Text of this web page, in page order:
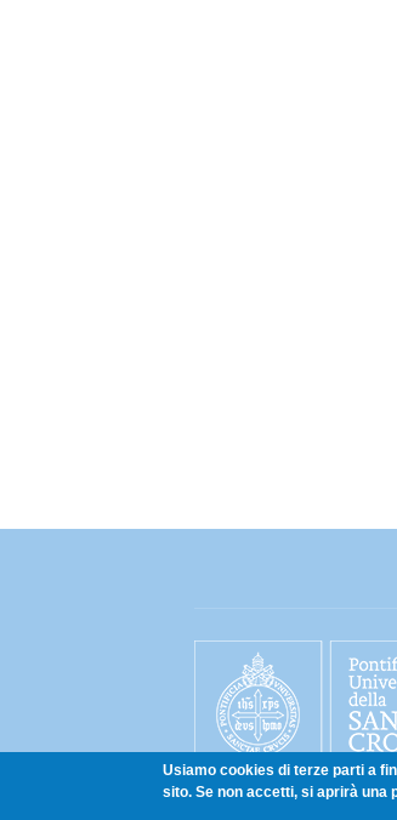
Usiamo cookies di terze parti a
sito. Se non accetti, si aprirà una